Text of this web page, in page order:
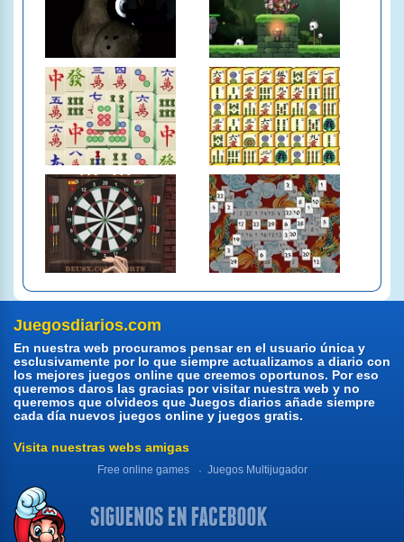
Juegosdiarios.com
En nuestra web procuramos pensar en el usuario única y
esclusivamente por lo que siempre actualizamos a diario con
los mejores juegos online que creemos oportunos. Por eso
queremos daros las gracias por visitar nuestra web y no
queremos que olvideos que Juegos diarios añade siempre
cada día nuevos juegos online y juegos gratis.
Visita nuestras webs amigas
Free online games Juegos Multijugador